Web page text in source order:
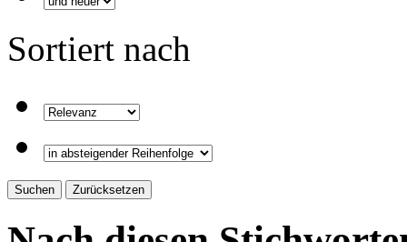
Sortiert nach